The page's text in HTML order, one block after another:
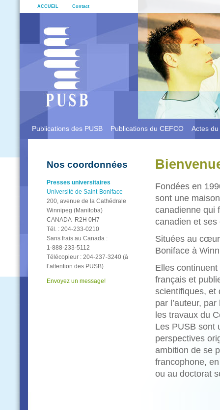
ACCUEIL Contact
Publications des PUSB Publications du CEFCO Actes
Fondées en
sont une
canadienne qui
canadien et
Situées au
Boniface à
Elles
français et
scientifiques, et
par l’auteur,
les travaux du
Les PUSB sont
perspectives
ambition de se
francophone,
ou au doctorat
Nos coordonnées
Presses universitaires
Université de Saint-Boniface
200, avenue de la Cathédrale
Winnipeg (Manitoba)
CANADA R2H 0H7
Tél. : 204‑233-0210
Sans frais au Canada :
1‑888‑233‑5112
Télécopieur : 204‑237‑3240 (à
l’attention des PUSB)
Envoyez un message!